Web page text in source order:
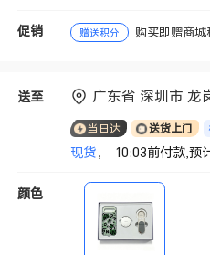
需购买 手机壳不支持单独退差价，
促销 赠送积分 购买即赠商
送至 广东省 深圳市 龙
当日达 送货上门
现货， 10:03前付款,预
颜色